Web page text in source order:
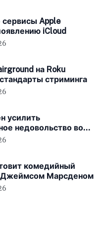
Apple
iCloud
на Roku
стриминга
усилить
недовольство во
комедийный
Джеймсом Марсденом